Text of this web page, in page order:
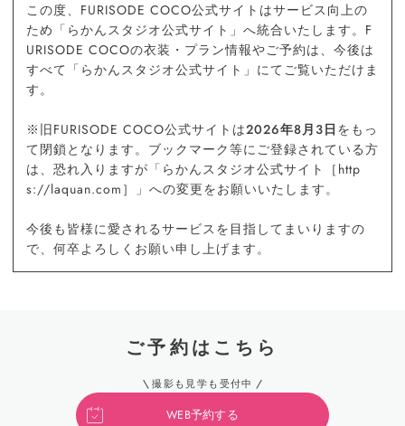
この度、FURISODE COCO公式サイトはサービス向上の
ため「らかんスタジオ公式サイト」へ統合いたします。F
URISODE COCOの衣装・プラン情報やご予約は、今後は
すべて「らかんスタジオ公式サイト」にてご覧いただけま
す。
※旧FURISODE COCO公式サイトは2026年8月3日 をもっ
て閉鎖となります。ブックマーク等にご登録されている方
は、恐れ入りますが「らかんスタジオ公式サイト［http
s://laquan.com］」への変更をお願いいたします。
今後も皆様に愛されるサービスを目指してまいりますの
で、何卒よろしくお願い申し上げます。
ご予約はこちら
撮影も見学も受付中
WEB予約する